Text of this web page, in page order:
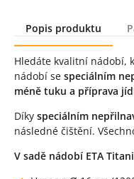
Popis produktu
Popis
Hledáte kvalitní nádobí,
nádobí se speciálním
méně tuku a příprava
Díky speciálním
následné čištění.
V sadě nádobí ETA